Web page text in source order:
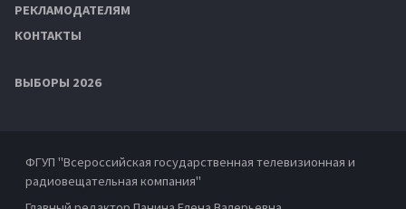
РЕКЛАМОДАТЕЛЯМ
КОНТАКТЫ
ВЫБОРЫ 2026
ФГУП "Всероссийская государственная телевизионная и
радиовещательная компания"